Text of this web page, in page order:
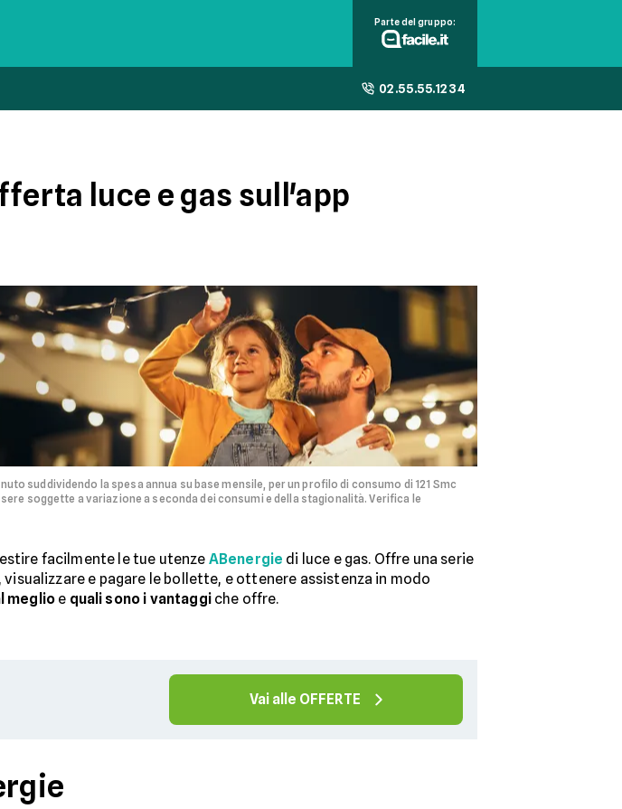
02.55.55.1234
Parte del gruppo:
luce e gas sull'app
suddividendo la spesa annua su base mensile, per un profilo di consumo di 121 Smc
soggette a variazione a seconda dei consumi e della stagionalità. Verifica le
facilmente le tue utenze ABenergie di luce e gas. Offre una serie
e pagare le bollette, e ottenere assistenza in modo
meglio e quali sono i vantaggiche offre.
Vai alle OFFERTE